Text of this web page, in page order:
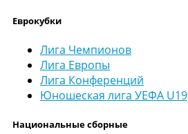
Еврокубки
Лига Чемпионов
Лига Европы
Лига Конференций
Юношеская лига УЕФА U19
Национальные сборные